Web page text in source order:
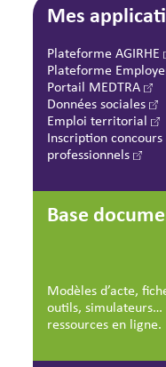
Mes
Plateforme AGIRHE
Plateforme
Portail MEDTRA
Données sociales
Emploi territorial
Inscription
professionnels
Base
Modèles d’acte,
outils, simulateurs…
ressources en ligne.